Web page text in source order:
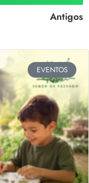
Antigos
EVENTOS